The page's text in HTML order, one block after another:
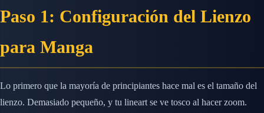
Paso 1: Configuración del Lienzo
para Manga
Lo primero que la mayoría de principiantes hace mal es el tamaño del
lienzo. Demasiado pequeño, y tu lineart se ve tosco al hacer zoom.